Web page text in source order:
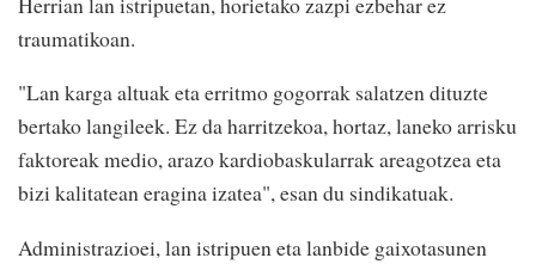
traumatikoan.
"Lan karga altuak eta erritmo gogorrak salatzen dituzte
bertako langileek. Ez da harritzekoa, hortaz, laneko arrisku
faktoreak medio, arazo kardiobaskularrak areagotzea eta
bizi kalitatean eragina izatea", esan du sindikatuak.
Administrazioei, lan istripuen eta lanbide gaixotasunen